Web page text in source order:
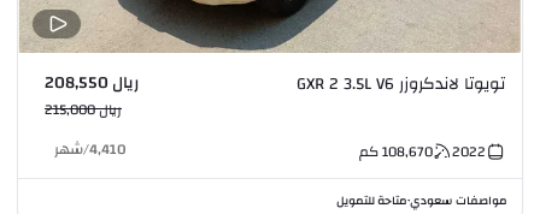
تويوتا لاندكروزر GXR 2 3.5L V6 ريال 208,550
ريال 215,000
2022
108,670كم 4,410
/شهر
مواصفات سعودي•متاحة للتمويل